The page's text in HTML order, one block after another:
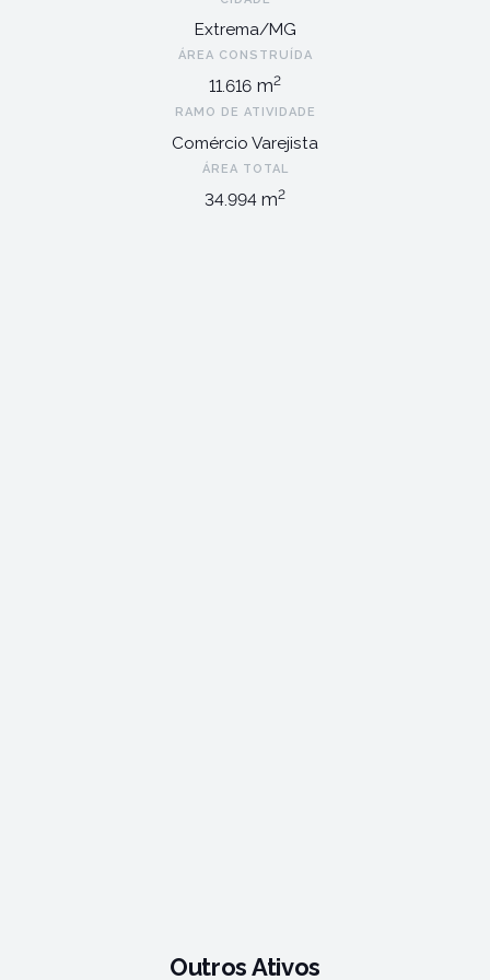
Extrema/MG
ÁREA CONSTRUÍDA
11.616 m2
RAMO DE ATIVIDADE
Comércio Varejista
ÁREA TOTAL
34.994 m2
Outros Ativos